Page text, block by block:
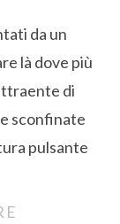
da un
là dove più
di
sconfinate
pulsante